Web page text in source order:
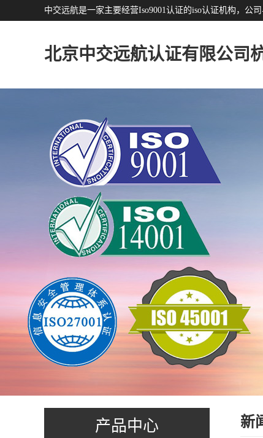
中交远航是一家主要经营Iso9001认证的iso认证机构，公
北京中交远航认证有限公司
分公司
产品中心 新